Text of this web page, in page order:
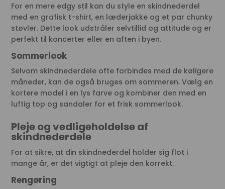
For en mere edgy stil kan du style en skindnederdel
med en grafisk t-shirt, en læderjakke og et par chunky
støvler. Dette look udstråler selvtillid og attitude og er
perfekt til koncerter eller en aften i byen.
Sommerlook
Selvom skindnederdele ofte forbindes med de køligere
måneder, kan de også bruges om sommeren. Vælg en
kortere model i en lys farve og kombiner den med en
luftig top og sandaler for et frisk sommerlook.
Pleje og vedligeholdelse af
skindnederdele
For at sikre, at din skindnederdel holder sig flot i
mange år, er det vigtigt at pleje den korrekt.
Rengøring